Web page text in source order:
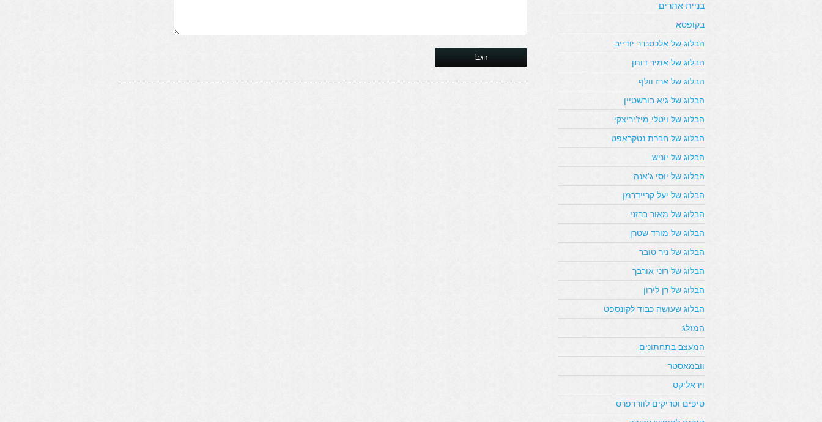
בניית אתרים
בקופסא
הבלוג של אלכסנדר יודייב
הבלוג של אמיר דותן
הבלוג של ארז וולף
הבלוג של גיא בורשטיין
הבלוג של ויטלי מיז’יריצקי
הבלוג של חברת נטקראפט
הבלוג של יוניש
הבלוג של יוסי ג'אנה
הבלוג של יעל קריידרמן
הבלוג של מאור ברזני
הבלוג של מורד שטרן
הבלוג של ניר טובר
הבלוג של רוני אורבך
הבלוג של רן לירון
הבלוג שעושה כבוד לקונספט
המזלג
המעצב בתחתונים
וובמאסטר
ויראליקס
טיפים וטריקים לוורדפרס